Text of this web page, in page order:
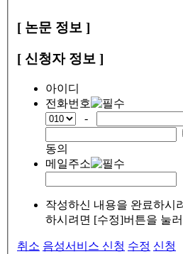
[ 논문 정보 ]
[ 신청자 정보 ]
아이디
전화번호
-
동의
메일주소
작성하신 내용을 완료하시
하시려면 [수정]버튼을 눌
취소 음성서비스 신청 수정 신청